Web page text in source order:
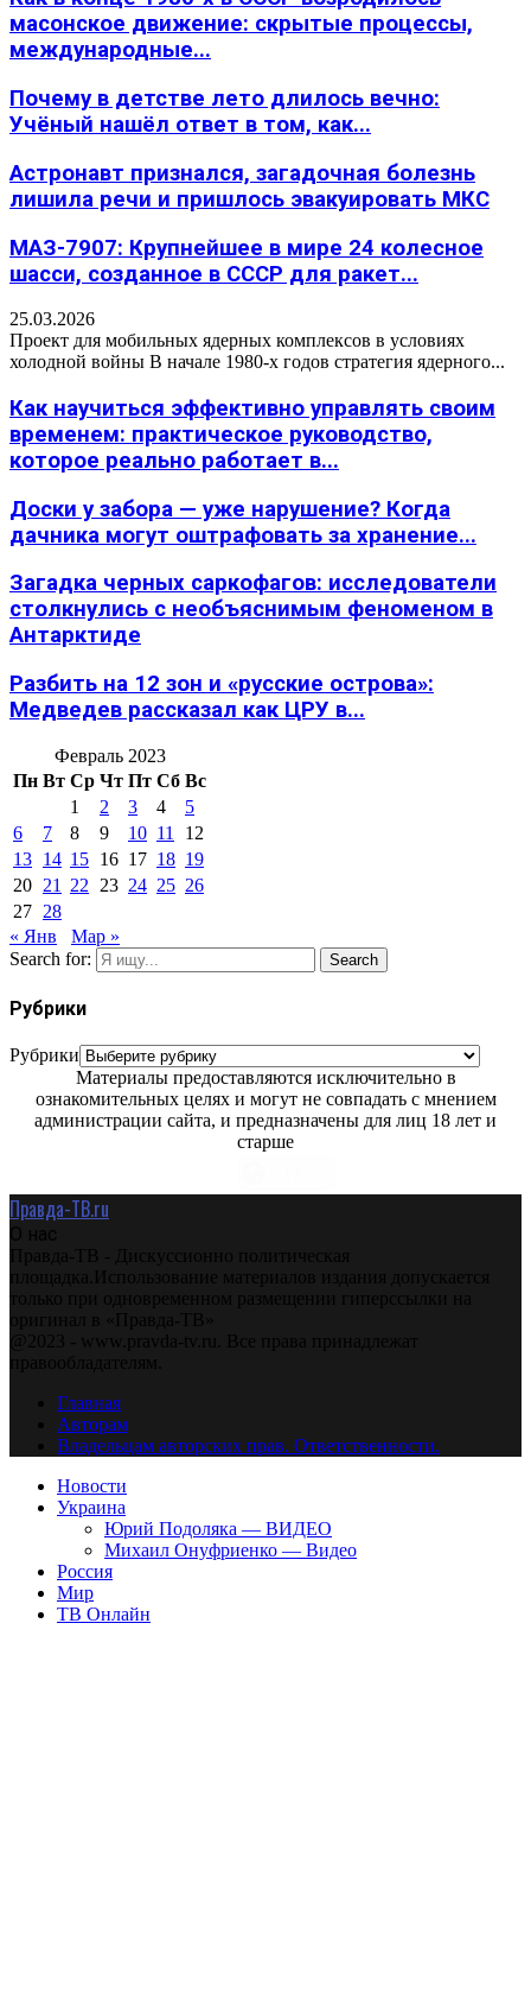
масонское движение: скрытые процессы,
международные...
Почему в детстве лето длилось вечно:
Учёный нашёл ответ в том, как...
Астронавт признался, загадочная болезнь
лишила речи и пришлось эвакуировать МКС
МАЗ-7907: Крупнейшее в мире 24 колесное
шасси, созданное в СССР для ракет...
25.03.2026
Проект для мобильных ядерных комплексов в условиях
холодной войны В начале 1980-х годов стратегия ядерного...
Как научиться эффективно управлять своим
временем: практическое руководство,
которое реально работает в...
Доски у забора — уже нарушение? Когда
дачника могут оштрафовать за хранение...
Загадка черных саркофагов: исследователи
столкнулись с необъяснимым феноменом в
Антарктиде
Разбить на 12 зон и «русские острова»:
Медведев рассказал как ЦРУ в...
Февраль 2023
Пн Вт Ср Чт Пт Сб Вс
1
2 3 4
5
6
7 8 9 10 11
12
13 14 15 16 17 18 19
20 21 22 23 24 25 26
27 28
« Янв
Мар »
Search for:
Search
Рубрики
Рубрики
Материалы предоставляются исключительно в
ознакомительных целях и могут не совпадать с мнением
администрации сайта, и предназначены для лиц 18 лет и
старше
Правда-ТВ.ru
О нас
Правда-ТВ - Дискуссионно политическая
площадка.Использование материалов издания допускается
только при одновременном размещении гиперссылки на
оригинал в «Правда-ТВ»
@2023 - www.pravda-tv.ru. Все права принадлежат
правообладателям.
Главная
Авторам
Владельцам авторских прав. Ответственности.
Новости
Украина
Юрий Подоляка — ВИДЕО
Михаил Онуфриенко — Видео
Россия
Мир
ТВ Онлайн